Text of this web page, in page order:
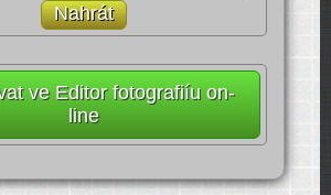
Nahrát
ve Editor fotografiíu on-
line